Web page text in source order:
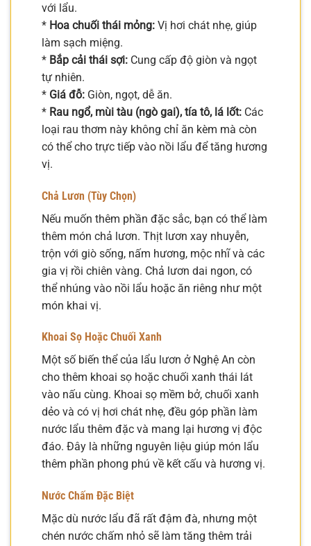
với lẩu.
* Hoa chuối thái mỏng: Vị hơi chát nhẹ, giúp
làm sạch miệng.
* Bắp cải thái sợi: Cung cấp độ giòn và ngọt
tự nhiên.
* Giá đỗ: Giòn, ngọt, dễ ăn.
* Rau ngổ, mùi tàu (ngò gai), tía tô, lá lốt: Các
loại rau thơm này không chỉ ăn kèm mà còn
có thể cho trực tiếp vào nồi lẩu để tăng hương
vị.
Chả Lươn (Tùy Chọn)
Nếu muốn thêm phần đặc sắc, bạn có thể làm
thêm món chả lươn. Thịt lươn xay nhuyễn,
trộn với giò sống, nấm hương, mộc nhĩ và các
gia vị rồi chiên vàng. Chả lươn dai ngon, có
thể nhúng vào nồi lẩu hoặc ăn riêng như một
món khai vị.
Khoai Sọ Hoặc Chuối Xanh
Một số biến thể của lẩu lươn ở Nghệ An còn
cho thêm khoai sọ hoặc chuối xanh thái lát
vào nấu cùng. Khoai sọ mềm bở, chuối xanh
dẻo và có vị hơi chát nhẹ, đều góp phần làm
nước lẩu thêm đặc và mang lại hương vị độc
đáo. Đây là những nguyên liệu giúp món lẩu
thêm phần phong phú về kết cấu và hương vị.
Nước Chấm Đặc Biệt
Mặc dù nước lẩu đã rất đậm đà, nhưng một
chén nước chấm nhỏ sẽ làm tăng thêm trải